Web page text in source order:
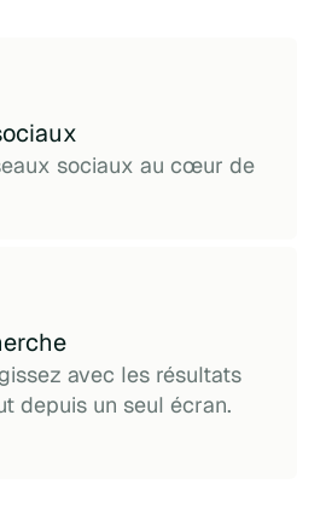
sociaux au cœur de
avec les résultats
depuis un seul écran.